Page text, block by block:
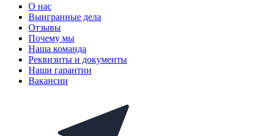
О нас
Выигранные дела
Отзывы
Почему мы
Наша команда
Реквизиты и документы
Наши гарантии
Вакансии